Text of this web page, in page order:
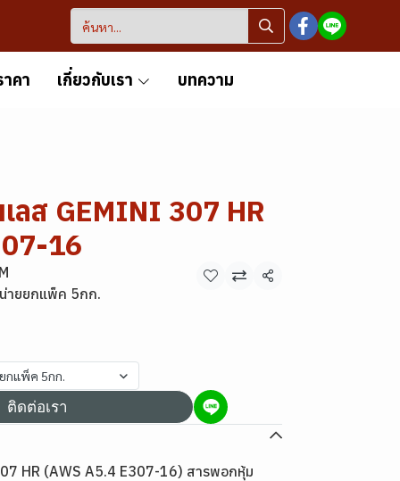
คา เกี่ยวกับเรา บทความ
ลส GEMINI 307 HR
16
ายยกแพ็ค 5กก.
แชร์
กแพ็ค 5กก.
ติดต่อเรา
HR (AWS A5.4 E307-16) สารพอกหุ้ม